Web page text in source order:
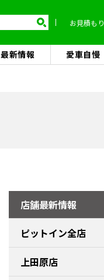
お見積もり
最新情報 愛車自慢
店舗最新情報
ピットイン全店
上田原店